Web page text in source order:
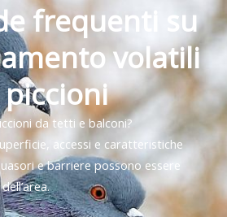
frequenti su
volatili
da tetti e balconi?
accessi e caratteristiche
e barriere possono essere